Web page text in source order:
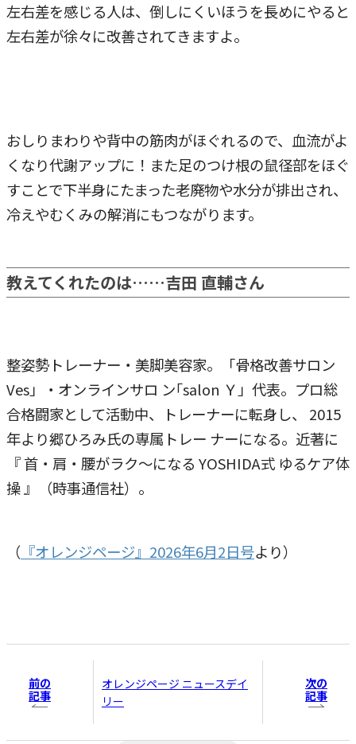
左右差を感じる人は、倒しにくいほうを長めにやると
左右差が徐々に改善されてきますよ。
おしりまわりや背中の筋肉がほぐれるので、血流がよ
くなり代謝アップに！また足のつけ根の鼠径部をほぐ
すことで下半身にたまった老廃物や水分が排出され、
冷えやむくみの解消にもつながります。
教えてくれたのは……吉田 直輔さん
整姿勢トレーナー・美脚美容家。「骨格改善サロン
Ves」・オンラインサロ ン｢salon Ｙ」代表。プロ総
合格闘家として活動中、トレーナーに転身し、 2015
年より郷ひろみ氏の専属トレー ナーになる。近著に
『 首・肩・腰がラク～になる YOSHIDA式 ゆるケア体
操 』（時事通信社）。
（ 『オレンジページ』2026年6月2日号より）
前の
記事
オレンジページ ニュースデイ
リー
次の
記事